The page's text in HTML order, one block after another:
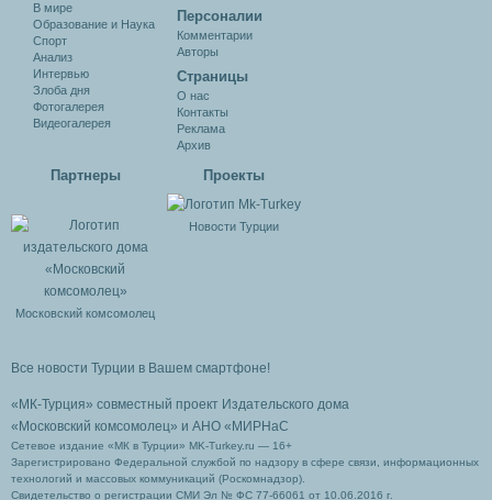
В мире
Образование и Наука
Спорт
Анализ
Интервью
Злоба дня
Фотогалерея
Видеогалерея
Персоналии
Комментарии
Авторы
Cтраницы
О нас
Контакты
Реклама
Архив
Партнеры
Московский комсомолец
Проекты
Новости Турции
Все новости Турции в Вашем смартфоне!
«МК-Турция» совместный проект Издательского дома
«Московский комсомолец» и АНО «МИРНаС
Сетевое издание «МК в Турции» MK-Turkey.ru — 16+
Зарегистрировано Федеральной службой по надзору в сфере связи, информационных
технологий и массовых коммуникаций (Роскомнадзор).
Свидетельство о регистрации СМИ Эл № ФС 77-66061 от 10.06.2016 г.